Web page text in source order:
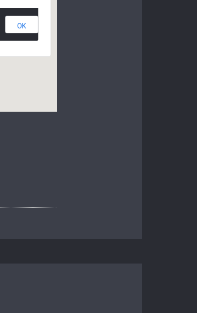
OK